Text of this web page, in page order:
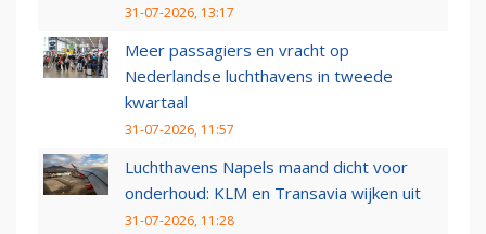
31-07-2026, 13:17
Meer passagiers en vracht op
Nederlandse luchthavens in tweede
kwartaal
31-07-2026, 11:57
Luchthavens Napels maand dicht voor
onderhoud: KLM en Transavia wijken uit
31-07-2026, 11:28